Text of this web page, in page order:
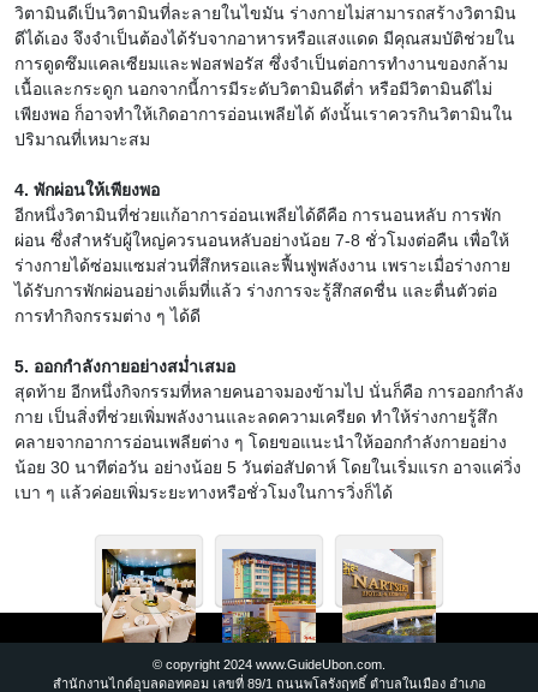
วิตามินดีเป็นวิตามินที่ละลายในไขมัน ร่างกายไม่สามารถสร้างวิตามิน
ดีได้เอง จึงจำเป็นต้องได้รับจากอาหารหรือแสงแดด มีคุณสมบัติช่วยใน
การดูดซึมแคลเซียมและฟอสฟอรัส ซึ่งจำเป็นต่อการทำงานของกล้าม
เนื้อและกระดูก นอกจากนี้การมีระดับวิตามินดีต่ำ หรือมีวิตามินดีไม่
เพียงพอ ก็อาจทำให้เกิดอาการอ่อนเพลียได้ ดังนั้นเราควรกินวิตามินใน
ปริมาณที่เหมาะสม
4. พักผ่อนให้เพียงพอ
อีกหนึ่งวิตามินที่ช่วยแก้อาการอ่อนเพลียได้ดีคือ การนอนหลับ การพัก
ผ่อน ซึ่งสำหรับผู้ใหญ่ควรนอนหลับอย่างน้อย 7-8 ชั่วโมงต่อคืน เพื่อให้
ร่างกายได้ซ่อมแซมส่วนที่สึกหรอและฟื้นฟูพลังงาน เพราะเมื่อร่างกาย
ได้รับการพักผ่อนอย่างเต็มที่แล้ว ร่างการจะรู้สึกสดชื่น และตื่นตัวต่อ
การทำกิจกรรมต่าง ๆ ได้ดี
5. ออกกำลังกายอย่างสม่ำเสมอ
สุดท้าย อีกหนึ่งกิจกรรมที่หลายคนอาจมองข้ามไป นั่นก็คือ การออกกำลัง
กาย เป็นสิ่งที่ช่วยเพิ่มพลังงานและลดความเครียด ทำให้ร่างกายรู้สึก
คลายจากอาการอ่อนเพลียต่าง ๆ โดยขอแนะนำให้ออกกำลังกายอย่าง
น้อย 30 นาทีต่อวัน อย่างน้อย 5 วันต่อสัปดาห์ โดยในเริ่มแรก อาจแค่วิ่ง
เบา ๆ แล้วค่อยเพิ่มระยะทางหรือชั่วโมงในการวิ่งก็ได้
© copyright 2024 www.GuideUbon.com.
สำนักงานไกด์อุบลดอทคอม เลขที่ 89/1 ถนนพโลรังฤทธิ์ ตำบลในเมือง อำเภอ